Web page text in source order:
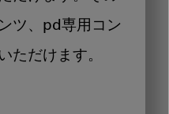
ツ、pd専用コン
ただけます。